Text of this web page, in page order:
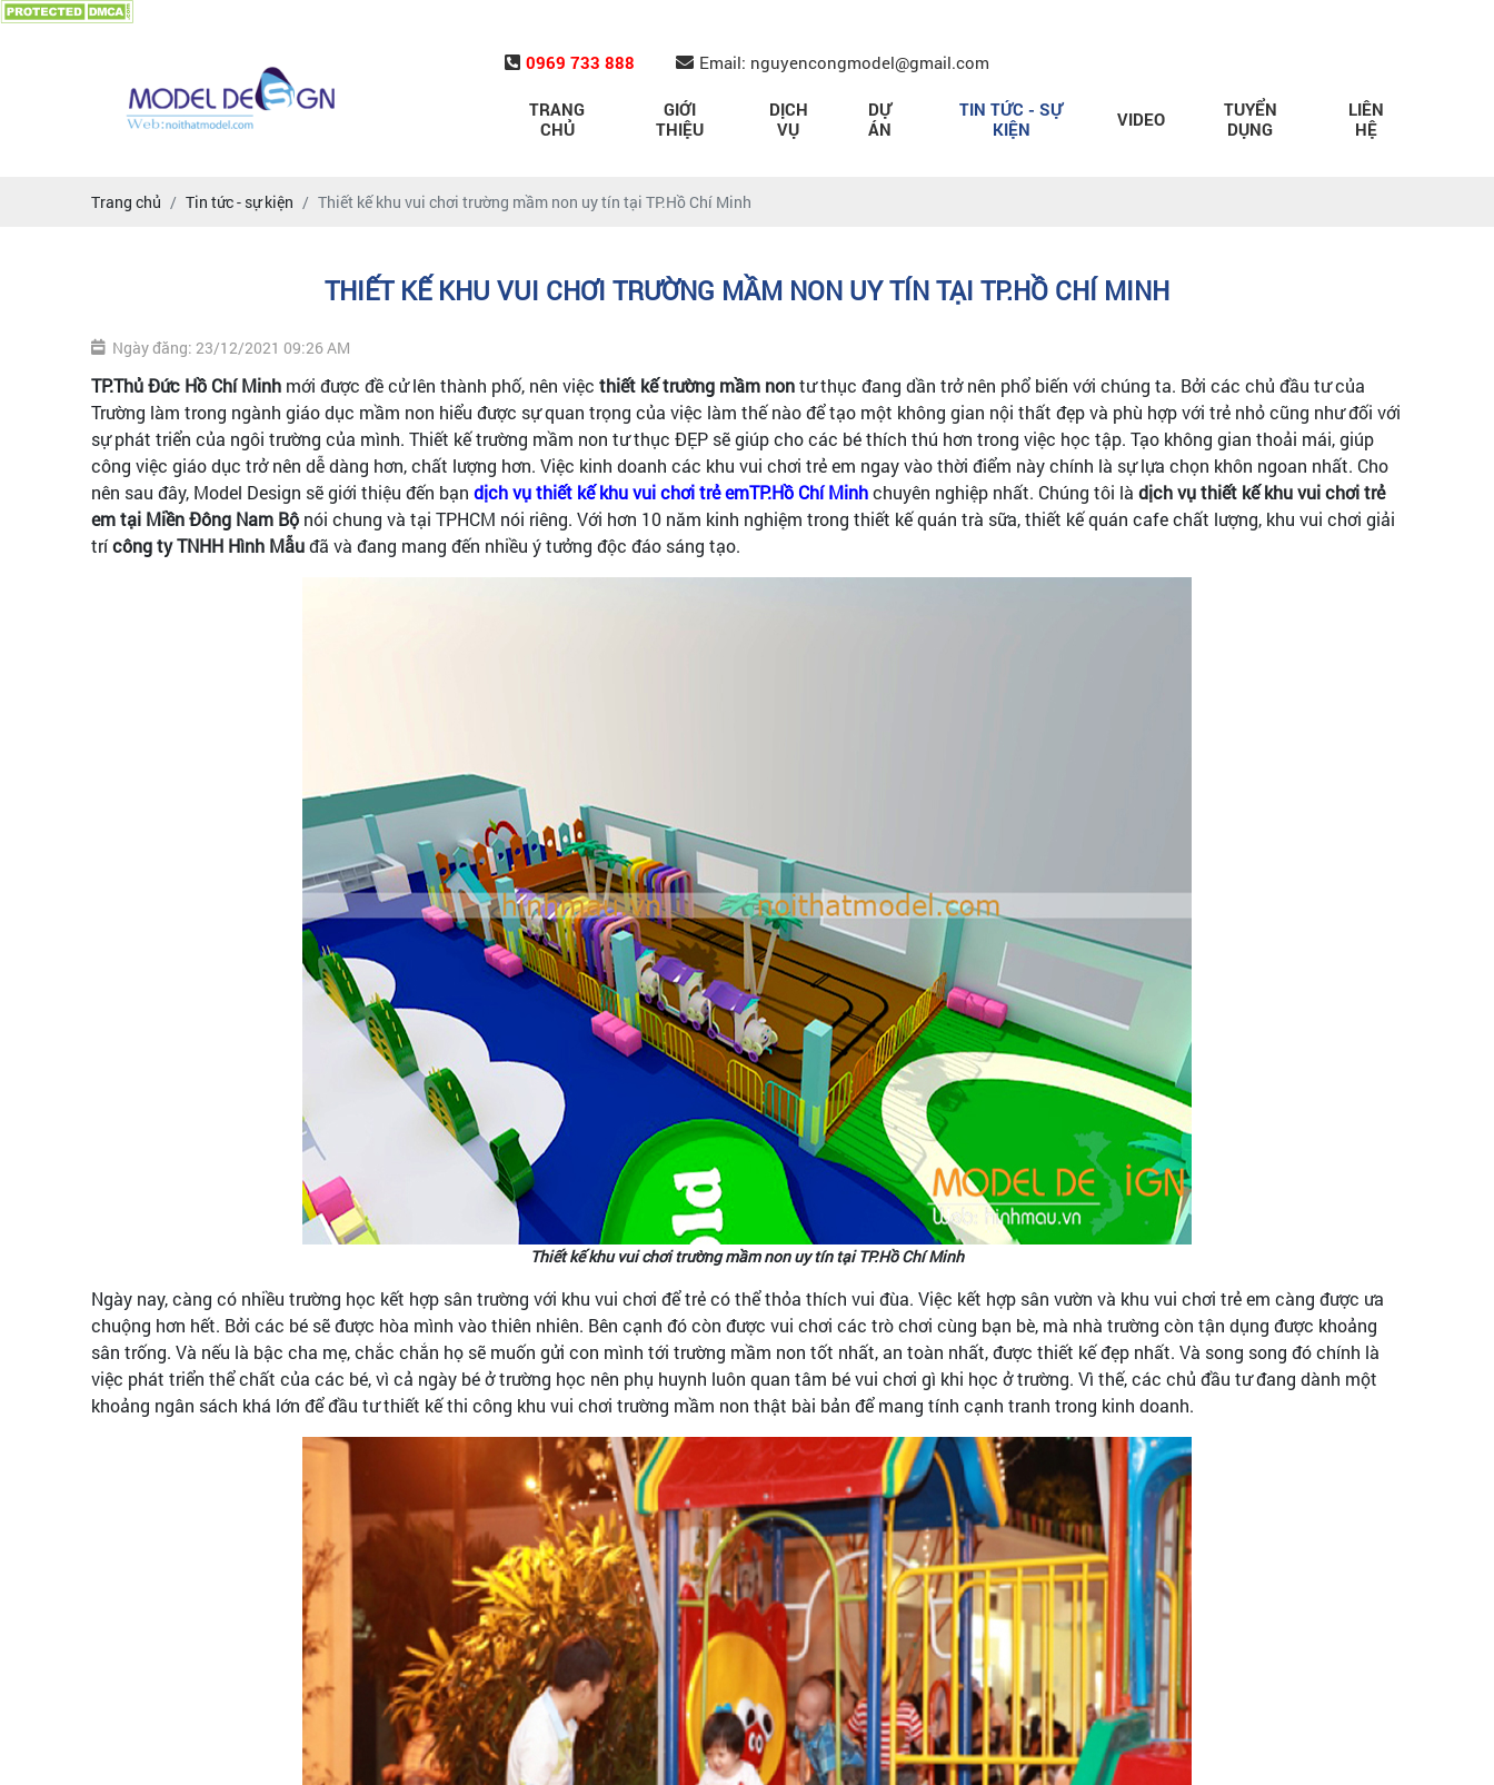
0969 733 888 Email: nguyencongmodel@gmail.com
TRANG
CHỦ
GIỚI
THIỆU
DỊCH
VỤ
DỰ
ÁN
TIN TỨC - SỰ
KIỆN
VIDEO
TUYỂN
DỤNG
LIÊN
HỆ
Trang chủ Tin tức - sự kiện Thiết kế khu vui chơi trường mầm non uy tín tại TP.Hồ Chí Minh
THIẾT KẾ KHU VUI CHƠI TRƯỜNG MẦM NON UY TÍN TẠI TP.HỒ CHÍ MINH
Ngày đăng: 23/12/2021 09:26 AM
TP.Thủ Đức Hồ Chí Minh mới được đề cử lên thành phố, nên việc thiết kế trường mầm nontư thục đang dần trở nên phổ biến với chúng ta. Bởi các chủ đầu tư của
Trường làm trong ngành giáo dục mầm non hiểu được sự quan trọng của việc làm thế nào để tạo một không gian nội thất đẹp và phù hợp với trẻ nhỏ cũng như đối với
sự phát triển của ngôi trường của mình. Thiết kế trường mầm non tư thục ĐẸP sẽ giúp cho các bé thích thú hơn trong việc học tập. Tạo không gian thoải mái, giúp
công việc giáo dục trở nên dễ dàng hơn, chất lượng hơn. Việc kinh doanh các khu vui chơi trẻ em ngay vào thời điểm này chính là sự lựa chọn khôn ngoan nhất. Cho
nên sau đây, Model Design sẽ giới thiệu đến bạn dịch vụ thiết kế khu vui chơi trẻ emTP.Hồ Chí Minhchuyên nghiệp nhất. Chúng tôi là dịch vụ thiết kế khu vui chơi trẻ
em tại Miền Đông Nam Bộ nói chung và tại TPHCM nói riêng. Với hơn 10 năm kinh nghiệm trong thiết kế quán trà sữa, thiết kế quán cafe chất lượng, khu vui chơi giải
trícông ty TNHH Hình Mẫuđã và đang mang đến nhiều ý tưởng độc đáo sáng tạo.
Thiết kế khu vui chơi trường mầm non uy tín tại TP.Hồ Chí Minh
Ngày nay, càng có nhiều trường học kết hợp sân trường với khu vui chơi để trẻ có thể thỏa thích vui đùa. Việc kết hợp sân vườn và khu vui chơi trẻ em càng được ưa
chuộng hơn hết. Bởi các bé sẽ được hòa mình vào thiên nhiên. Bên cạnh đó còn được vui chơi các trò chơi cùng bạn bè, mà nhà trường còn tận dụng được khoảng
sân trống. Và nếu là bậc cha mẹ, chắc chắn họ sẽ muốn gửi con mình tới trường mầm non tốt nhất, an toàn nhất, được thiết kế đẹp nhất. Và song song đó chính là
việc phát triển thể chất của các bé, vì cả ngày bé ở trường học nên phụ huynh luôn quan tâm bé vui chơi gì khi học ở trường. Vì thế, các chủ đầu tư đang dành một
khoảng ngân sách khá lớn để đầu tư thiết kế thi công khu vui chơi trường mầm non thật bài bản để mang tính cạnh tranh trong kinh doanh.